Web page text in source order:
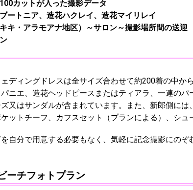
カットが入った撮影データ
ートニア、造花ハクレイ、造花マイリレイ
キ・アラモアナ地区）～サロン～撮影場所間の送迎
ディングドレスは全サイズ合わせて約200着の中か
ニエ、造花ヘッドピースまたはティアラ、一連のパ
又はサンダルが含まれています。また、新郎側には
ットチーフ、カフスセット（プランによる）、シュ
自分で用意する必要もなく、気軽に記念撮影にの
ーチフォトプラン